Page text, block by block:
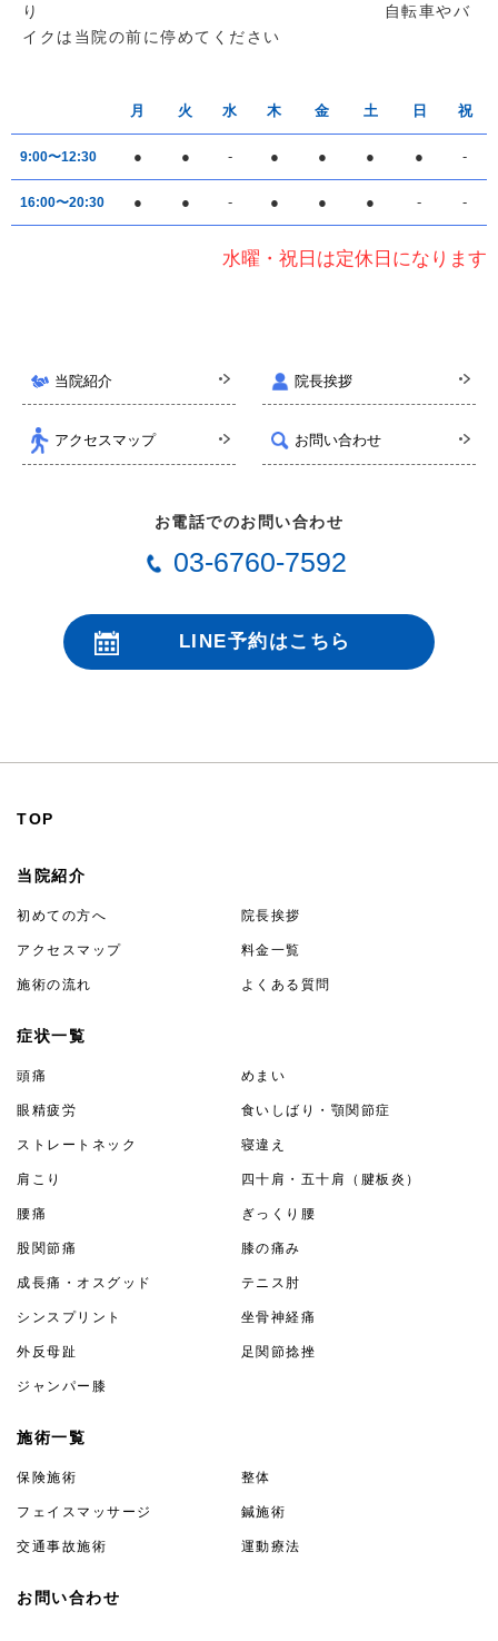
当院紹介 院長挨拶
アクセスマップ お問い合わせ
り 自転車やバ
イクは当院の前に停めてください
月 火 水 木 金 土 日 祝
9:00〜12:30 ● ● - ● ● ● ● -
16:00〜20:30 ● ● - ● ● ● - -
水曜・祝日は定休日になります
お電話でのお問い合わせ
03-6760-7592
LINE予約はこちら
TOP
当院紹介
初めての方へ 院長挨拶
アクセスマップ 料金一覧
施術の流れ よくある質問
症状一覧
頭痛 めまい
眼精疲労 食いしばり・顎関節症
ストレートネック 寝違え
肩こり 四十肩・五十肩（腱板炎）
腰痛 ぎっくり腰
股関節痛 膝の痛み
成長痛・オスグッド テニス肘
シンスプリント 坐骨神経痛
外反母趾 足関節捻挫
ジャンパー膝
施術一覧
保険施術 整体
フェイスマッサージ 鍼施術
交通事故施術 運動療法
お問い合わせ